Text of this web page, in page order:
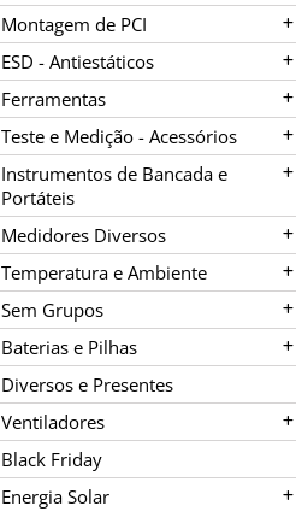
Montagem de PCI
ESD - Antiestáticos
Ferramentas
Teste e Medição - Acessórios
Instrumentos de Bancada e
Portáteis
Medidores Diversos
Temperatura e Ambiente
Sem Grupos
Baterias e Pilhas
Diversos e Presentes
Ventiladores
Black Friday
Energia Solar